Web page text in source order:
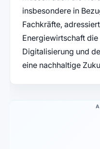
insbesondere in
Fachkräfte,
Energiewirtschaft
Digitalisierung und
eine nachhaltige